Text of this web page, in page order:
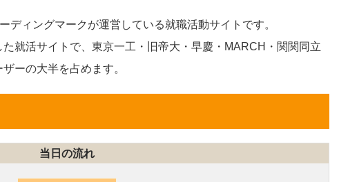
ディングマークが運営している就職活動サイトです。
就活サイトで、東京一工・旧帝大・早慶・MARCH・関関同立
ーの大半を占めます。